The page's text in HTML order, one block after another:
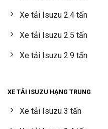
Xe tải Isuzu 2.4 tấn
Xe tải Isuzu 2.5 tấn
Xe tải Isuzu 2.9 tấn
XE TẢI ISUZU HẠNG TRUNG
Xe tải Isuzu 3 tấn